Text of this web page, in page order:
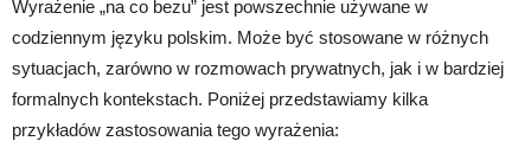
Wyrażenie „na co bezu” jest powszechnie używane w
codziennym języku polskim. Może być stosowane w różnych
sytuacjach, zarówno w rozmowach prywatnych, jak i w bardziej
formalnych kontekstach. Poniżej przedstawiamy kilka
przykładów zastosowania tego wyrażenia: